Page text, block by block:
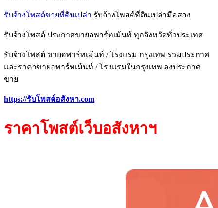
รับจ้างโพสต์ขายที่ดินเปล่า รับจ้างโพสต์ที่ดินเปล่ามือสอง
รับจ้างโพสต์ ประกาศขายอพาร์ทเม้นท์ ทุกจังหวัดทั่วประเทศ
รับจ้างโพสต์ ขายอพาร์ทเม้นท์ / โรงแรม กรุงเทพ รวมประกาศ
และราคาขายอพาร์ทเม้นท์ / โรงแรมในกรุงเทพ ลงประกาศ
ขาย
https://รับโพสต์อสังหา.com
ราคาโพสต์เว็บอสังหาฯ